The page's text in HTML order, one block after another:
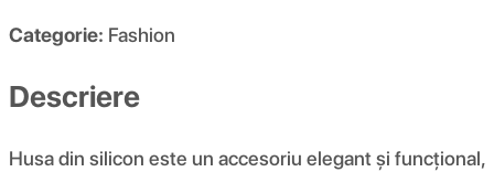
Categorie: Fashion
Descriere
Husa din silicon este un accesoriu elegant și funcțional,